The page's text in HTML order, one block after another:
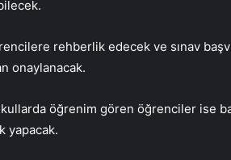
rehberlik edecek ve sınav
onaylanacak.
öğrenim gören öğrenciler ise
yapacak.